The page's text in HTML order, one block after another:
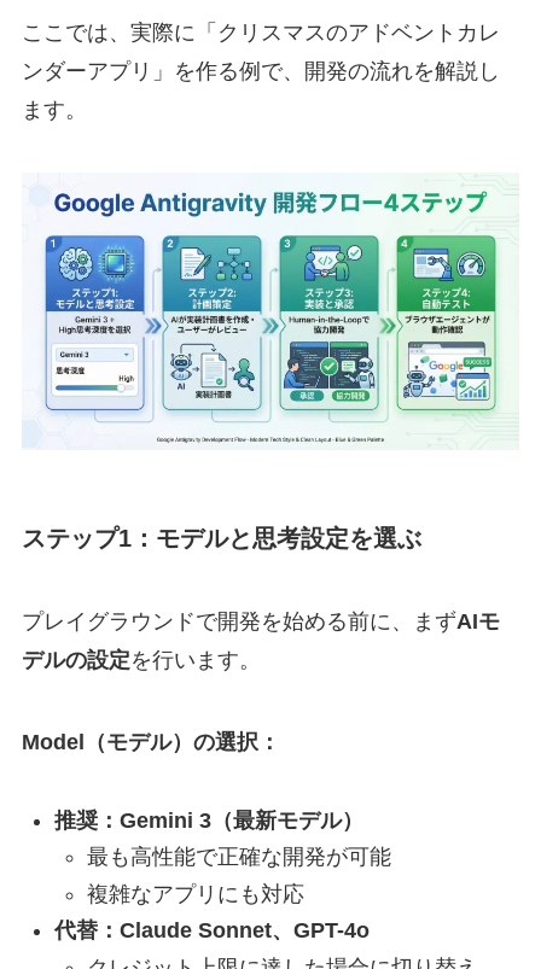
ここでは、実際に「クリスマスのアドベントカレ
ンダーアプリ」を作る例で、開発の流れを解説し
ます。
ステップ1：モデルと思考設定を選ぶ
プレイグラウンドで開発を始める前に、まずAIモ
デルの設定を行います。
Model（モデル）の選択：
推奨：Gemini 3（最新モデル）
最も高性能で正確な開発が可能
複雑なアプリにも対応
代替：Claude Sonnet、GPT-4o